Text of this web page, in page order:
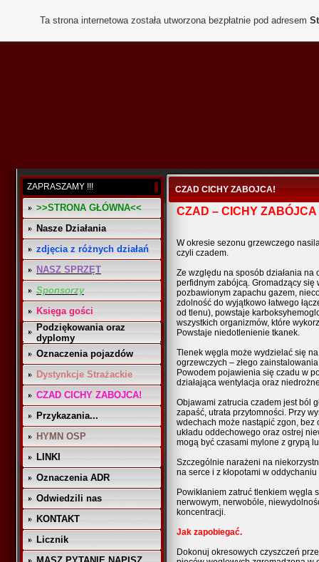
ZAPRASZAMY !!!
>>STRONA GŁÓWNA<<
Nasze Działania
zdjęcia z różnych działań
NASZ SPRZĘT
Sponsorzy
Księga gości
Podziękowania oraz
dyplomy
Oznaczenia pojazdów
Dystynkcje Strażackie
CZAD CICHY ZABOJCA!
Przykazania...
HYMN OSP
LINKI
Oznaczenia ADR
Odwiedzili nas
KONTAKT
Licznik
CZAD CICHY ZABOJCA!
CZAD – CICHY ZABÓJCA
W okresie sezonu grzewczego
czyli czadem.
Ze względu na sposób działania
perfidnym zabójcą. Gromadzący
pozbawionym zapachu gazem,
zdolność do wyjątkowo łatwego
od tlenu), powstaje
wszystkich organizmów, które
Powstaje niedotlenienie tkanek.
Tlenek węgla może wydzielać się
ogrzewczych – złego
Powodem pojawienia się czadu w
działająca wentylacja oraz
Objawami zatrucia czadem jest ból
zapaść, utrata przytomności. Przy
wdechach może nastąpić zgon,
układu oddechowego oraz ostrej
mogą być czasami mylone z grypą
Szczególnie narażeni na
na serce i z kłopotami w
Powikłaniem zatruć tlenkiem węgla
nerwowym, nerwobóle,
koncentracji.
Jak zapobiegać.
Dokonuj okresowych czyszczeń
Ta strona internetowa została utworzona bezpłatnie pod adresem